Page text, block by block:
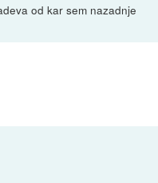
od kar sem nazadnje